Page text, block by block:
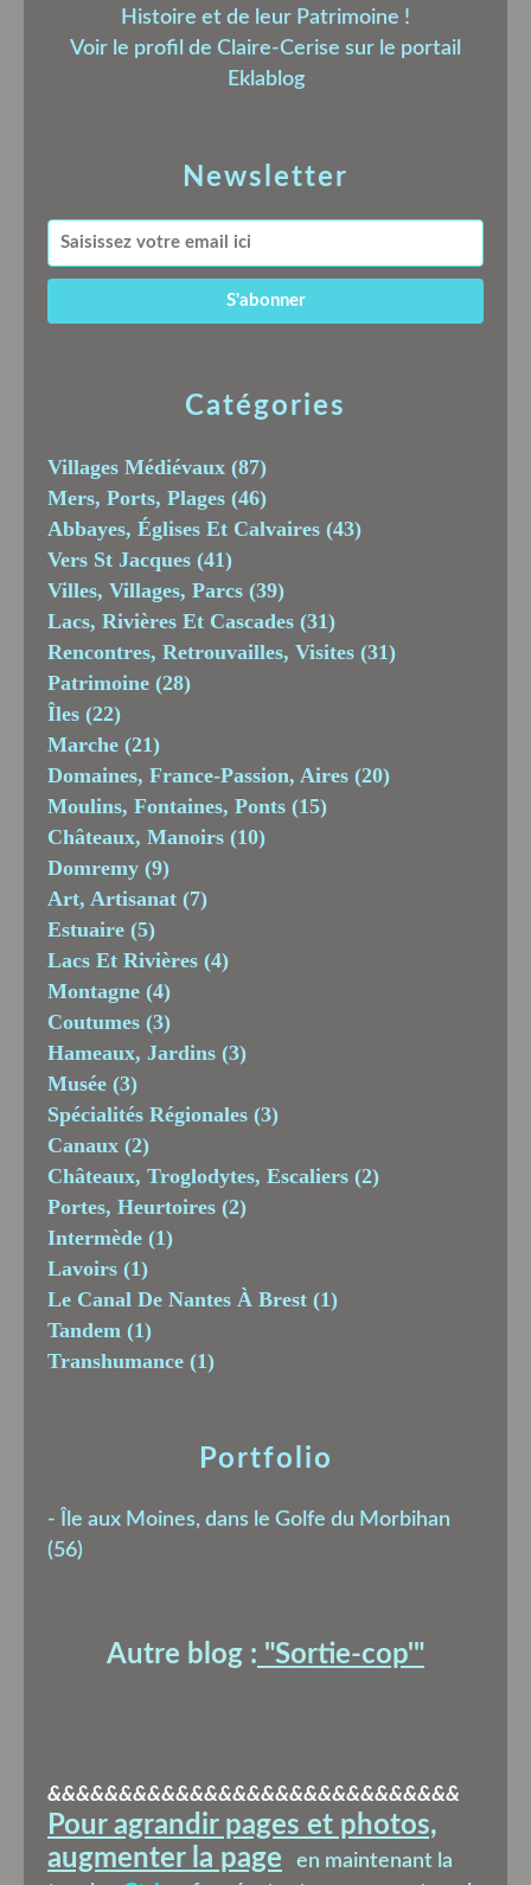
Newsletter
Catégories
Villages Médiévaux (87)
Mers, Ports, Plages (46)
Abbayes, Églises Et Calvaires (43)
Vers St Jacques (41)
Villes, Villages, Parcs (39)
Lacs, Rivières Et Cascades (31)
Rencontres, Retrouvailles, Visites (31)
Patrimoine (28)
Îles (22)
Marche (21)
Domaines, France-Passion, Aires (20)
Moulins, Fontaines, Ponts (15)
Châteaux, Manoirs (10)
Domremy (9)
Art, Artisanat (7)
Estuaire (5)
Lacs Et Rivières (4)
Montagne (4)
Coutumes (3)
Hameaux, Jardins (3)
Musée (3)
Spécialités Régionales (3)
Canaux (2)
Châteaux, Troglodytes, Escaliers (2)
Portes, Heurtoires (2)
Intermède (1)
Lavoirs (1)
Le Canal De Nantes À Brest (1)
Tandem (1)
Transhumance (1)
Histoire et de leur Patrimoine !
Voir le profil de Claire-Cerise sur le portail
Eklablog
Portfolio
- Île aux Moines, dans le Golfe du Morbihan
(56)
Autre blog : "Sortie-cop'"
&&&&&&&&&&&&&&&&&&&&&&&&&&&&&
Pour agrandir pages et photos,
augmenter la page
en maintenant la